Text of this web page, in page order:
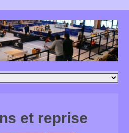
et reprise